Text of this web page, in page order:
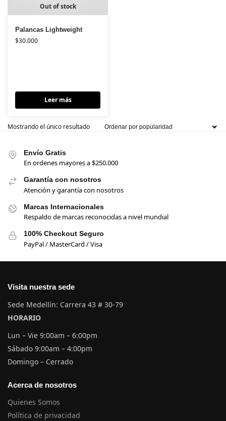
Out of stock
Palancas Lightweight
$30.000
Leer más
Mostrando el único resultado
Envío Gratis
En ordenes mayores a $250.000
Garantía con nosotros
Atención y garantía con nosotros
Marcas Internacionales
Respaldo de marcas reconocidas a nivel mundial
100% Checkout Seguro
PayPal / MasterCard / Visa
Visita nuestra sede
Sede Medellín: Carrera 43 # 30-79
HORARIO
Lun – Vie 9:00am – 6:00pm
Sábado 9:00am – 4:00pm
Domingo – Cerrado
Acerca de nosotros
Quienes Somos
Política de privacidad